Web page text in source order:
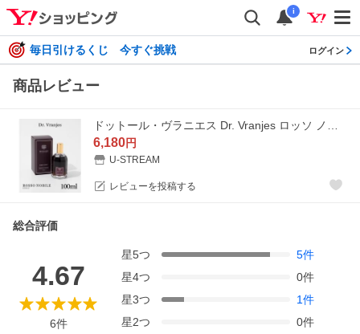
i
毎日引けるくじ 今すぐ挑戦 ログイン
商品レビュー
6,180円
U-STREAM
レビューを投稿する
総合評価
4.67
6件
星5つ 5件
星4つ 0件
星3つ 1件
星2つ 0件